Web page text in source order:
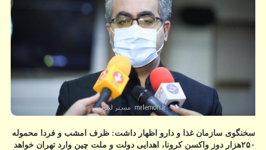
سخنگوی سازمان غذا و دارو اظهار داشت: ظرف امشب و فردا محموله
۲۵۰هزار دوز واکسن کرونا، اهدایی دولت و ملت چین وارد تهران خواهد